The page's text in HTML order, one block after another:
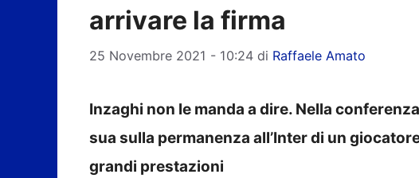
arrivare la firma
25 Novembre 2021 - 10:24 di Raffaele Amato
Inzaghi non le manda a dire. Nella
sua sulla permanenza all’Inter di un
grandi prestazioni